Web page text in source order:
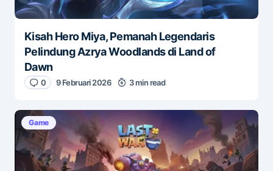
Kisah Hero Miya, Pemanah Legendaris
Pelindung Azrya Woodlands di Land of
Dawn
0 9 Februari 2026 3 min read
Game